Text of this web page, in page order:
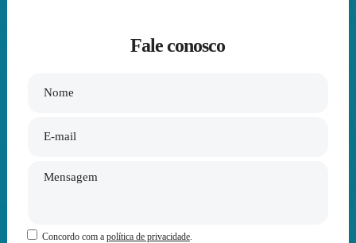
Fale conosco
Concordo com a política de privacidade.